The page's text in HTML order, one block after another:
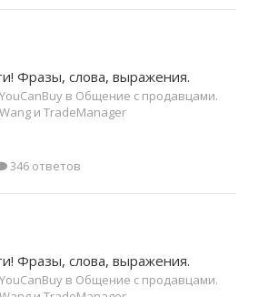
Фразы, слова, выражения.
в Общение с продавцами.
и TradeManager
346 ответов
Фразы, слова, выражения.
в Общение с продавцами.